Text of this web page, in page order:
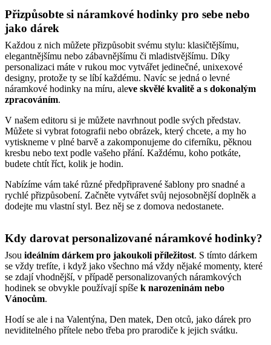
Přizpůsobte si náramkové hodinky pro sebe nebo
jako dárek
Každou z nich můžete přizpůsobit svému stylu: klasičtějšímu,
elegantnějšímu nebo zábavnějšímu či mladistvějšímu. Díky
personalizaci máte v rukou moc vytvářet jedinečné, unixexové
designy, protože ty se líbí každému. Navíc se jedná o levné
náramkové hodinky na míru, aleve skvělé kvalitě a s dokonalým
zpracováním.
V našem editoru si je můžete navrhnout podle svých představ.
Můžete si vybrat fotografii nebo obrázek, který chcete, a my ho
vytiskneme v plné barvě a zakomponujeme do ciferníku, pěknou
kresbu nebo text podle vašeho přání. Každému, koho potkáte,
budete chtít říct, kolik je hodin.
Nabízíme vám také různé předpřipravené šablony pro snadné a
rychlé přizpůsobení. Začněte vytvářet svůj nejosobnější doplněk a
dodejte mu vlastní styl. Bez něj se z domova nedostanete.
Kdy darovat personalizované náramkové hodinky?
Jsou ideálním dárkem pro jakoukoli příležitost. S tímto dárkem
se vždy trefíte, i když jako všechno má vždy nějaké momenty, které
se zdají vhodnější, v případě personalizovaných náramkových
hodinek se obvykle používají spíše k narozeninám nebo
Vánocům.
Hodí se ale i na Valentýna, Den matek, Den otců, jako dárek pro
neviditelného přítele nebo třeba pro prarodiče k jejich svátku.